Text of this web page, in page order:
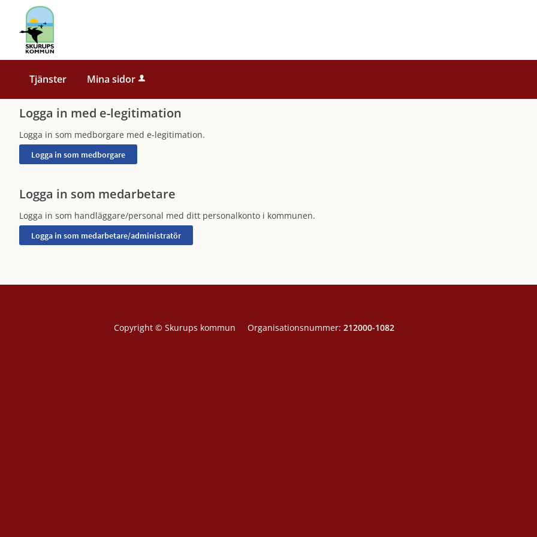
Välkommen
tjänster
kommun
Tjänster Mina sidor
Logga in med e-legitimation
Logga in som medborgare med e-legitimation.
Logga in som medarbetare
Logga in som handläggare/personal med ditt personalkonto i kommunen.
Copyright © Skurups kommun Organisationsnummer: 212000-1082